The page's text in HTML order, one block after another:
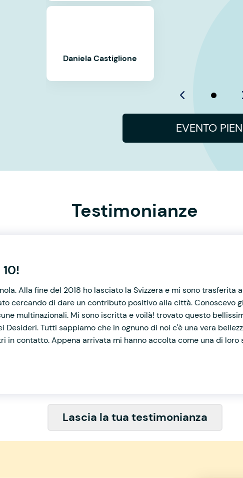
Daniela Castiglione
EVENTO
Testimonianze
Alla fine del 2018 ho lasciato la Svizzera e mi sono trasferita
cercando di dare un contributo positivo alla città. Conoscevo
multinazionali. Mi sono iscritta e voilà! trovato questo
Desideri. Tutti sappiamo che in ognuno di noi c'è una vera
in contatto. Appena arrivata mi hanno accolta come una di loro
Lascia la tua testimonianza